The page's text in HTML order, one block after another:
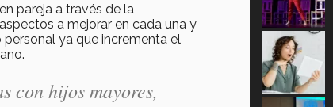
pareja a través de la
a mejorar en cada una y
ya que incrementa el
con hijos mayores,